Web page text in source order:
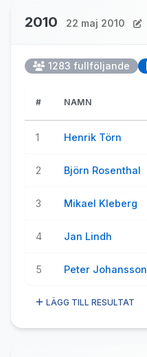
2010 22 maj 2010
1283 fullföljande
# NAMN
1 Henrik Törn
2 Björn Rosenthal
3 Mikael Kleberg
4 Jan Lindh
5 Peter Johansson
LÄGG TILL RESULTAT